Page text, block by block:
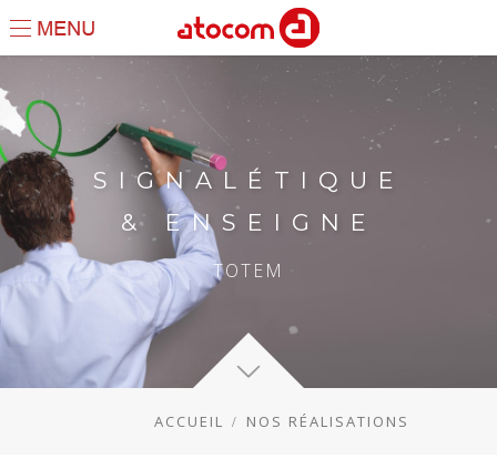
SIGNALÉTIQUE
& ENSEIGNE
TOTEM
ACCUEIL NOS RÉALISATIONS